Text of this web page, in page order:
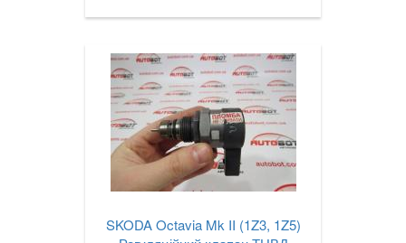
SKODA Octavia Mk II (1Z3, 1Z5)